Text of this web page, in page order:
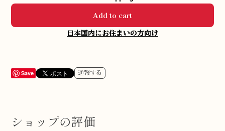
Add to cart
日本国内にお住まいの方向け
Save 通報する
ショップの評価